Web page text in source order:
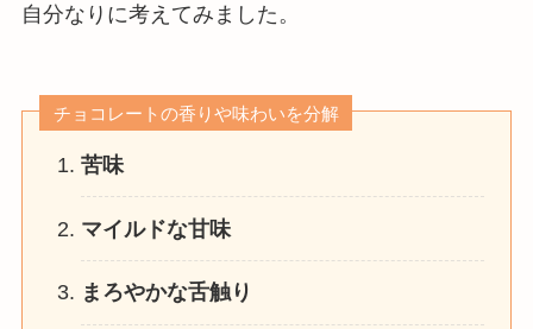
自分なりに考えてみました。
チョコレートの香りや味わいを分解
苦味
マイルドな甘味
まろやかな舌触り